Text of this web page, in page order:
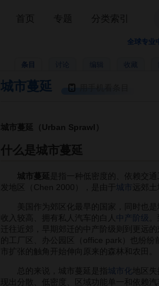
全球专业
条目 收藏
城市蔓延
城市蔓延（Urban Sprawl）
什么是城市蔓延
城市蔓延 是指一种低密度的、依赖交
发地区（Chen 2000），是由于
城市 远郊
美国作为郊区化最早的国家，同时也是
收入较高、拥有私人汽车的白人 中产阶级
迁往近郊，早期郊迁的中产阶级则到更远
的工厂区、办公园区（office park）也纷纷
市扩张的触角开始伸向原来的森林和农田。
总的来说，城市蔓延是指 城市化 地区
现出分散、低密度、区域功能单一和依赖汽
首页 专题 分类索引